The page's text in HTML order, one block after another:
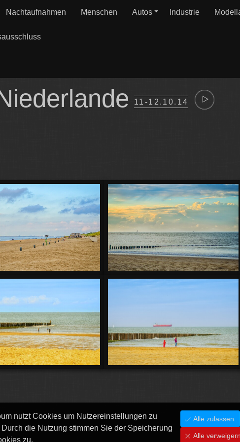
Nachtaufnahmen Menschen Autos Industrie
11-12.10.14
nutzt Cookies um Nutzereinstellungen zu
die Nutzung stimmen Sie der Speicherung
zu.
Alle zulassen
Alle verweigern